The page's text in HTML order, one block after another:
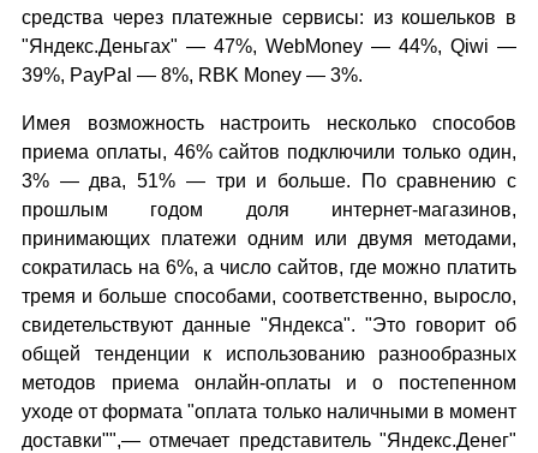
средства через платежные сервисы: из кошельков в
"Яндекс.Деньгах" — 47%, WebMoney — 44%, Qiwi —
39%, PayPal — 8%, RBK Money — 3%.
Имея возможность настроить несколько способов
приема оплаты, 46% сайтов подключили только один,
3% — два, 51% — три и больше. По сравнению с
прошлым годом доля интернет-магазинов,
принимающих платежи одним или двумя методами,
сократилась на 6%, а число сайтов, где можно платить
тремя и больше способами, соответственно, выросло,
свидетельствуют данные "Яндекса". "Это говорит об
общей тенденции к использованию разнообразных
методов приема онлайн-оплаты и о постепенном
уходе от формата "оплата только наличными в момент
доставки"",— отмечает представитель "Яндекс.Денег"